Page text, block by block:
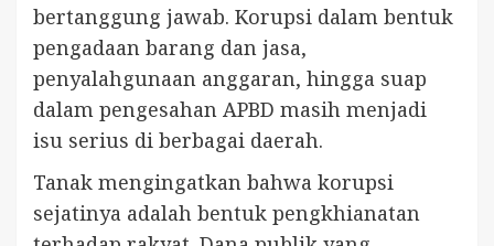
bertanggung jawab. Korupsi dalam bentuk
pengadaan barang dan jasa,
penyalahgunaan anggaran, hingga suap
dalam pengesahan APBD masih menjadi
isu serius di berbagai daerah.
Tanak mengingatkan bahwa korupsi
sejatinya adalah bentuk pengkhianatan